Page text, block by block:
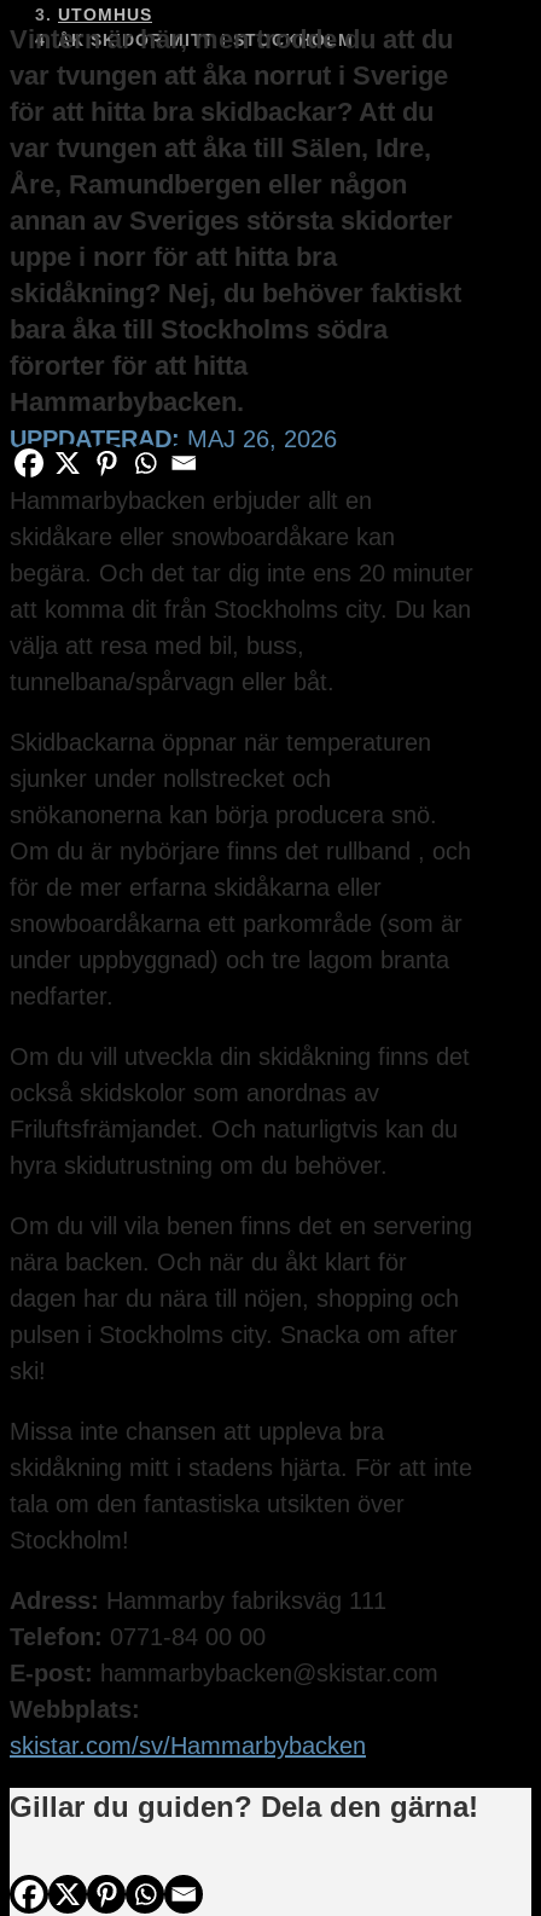
UTOMHUS
ÅK SKIDOR MITT I STOCKHOLM
Vintern är här, men trodde du att du
var tvungen att åka norrut i Sverige
för att hitta bra skidbackar? Att du
var tvungen att åka till Sälen, Idre,
Åre, Ramundbergen eller någon
annan av Sveriges största skidorter
uppe i norr för att hitta bra
skidåkning? Nej, du behöver faktiskt
bara åka till Stockholms södra
förorter för att hitta
Hammarbybacken.
UPPDATERAD: MAJ 26, 2026
Hammarbybacken erbjuder allt en
skidåkare eller snowboardåkare kan
begära. Och det tar dig inte ens 20 minuter
att komma dit från Stockholms city. Du kan
välja att resa med bil, buss,
tunnelbana/spårvagn eller båt.
Skidbackarna öppnar när temperaturen
sjunker under nollstrecket och
snökanonerna kan börja producera snö.
Om du är nybörjare finns det rullband , och
för de mer erfarna skidåkarna eller
snowboardåkarna ett parkområde (som är
under uppbyggnad) och tre lagom branta
nedfarter.
Om du vill utveckla din skidåkning finns det
också skidskolor som anordnas av
Friluftsfrämjandet. Och naturligtvis kan du
hyra skidutrustning om du behöver.
Om du vill vila benen finns det en servering
nära backen. Och när du åkt klart för
dagen har du nära till nöjen, shopping och
pulsen i Stockholms city. Snacka om after
ski!
Missa inte chansen att uppleva bra
skidåkning mitt i stadens hjärta. För att inte
tala om den fantastiska utsikten över
Stockholm!
Adress: Hammarby fabriksväg 111
Telefon: 0771-84 00 00
E-post: hammarbybacken@skistar.com
Webbplats:
skistar.com/sv/Hammarbybacken
Gillar du guiden? Dela den gärna!